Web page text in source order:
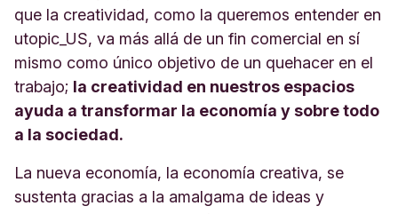
que la creatividad, como la queremos entender en
utopic_US, va más allá de un fin comercial en sí
mismo como único objetivo de un quehacer en el
trabajo; la creatividad en nuestros espacios
ayuda a transformar la economía y sobre todo
a la sociedad.
La nueva economía, la economía creativa, se
sustenta gracias a la amalgama de ideas y